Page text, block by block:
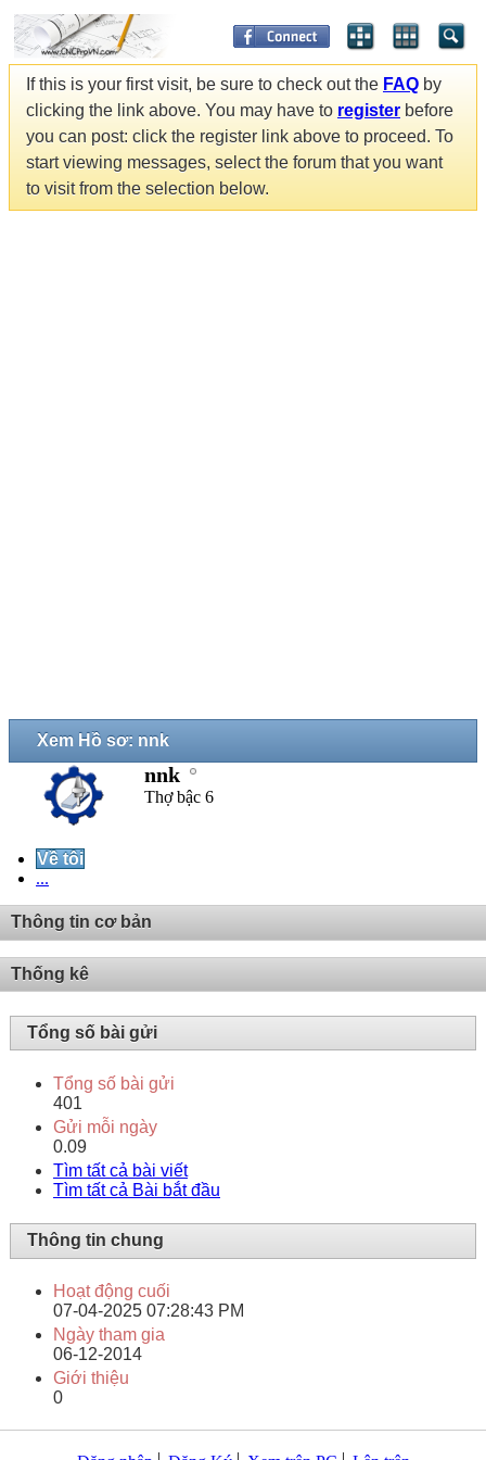
If this is your first visit, be sure to check out the FAQ by
clicking the link above. You may have to register before
you can post: click the register link above to proceed. To
start viewing messages, select the forum that you want
to visit from the selection below.
Xem Hồ sơ: nnk
nnk
Thợ bậc 6
Về tôi
...
Thông tin cơ bản
Thống kê
Tổng số bài gửi
Tổng số bài gửi
401
Gửi mỗi ngày
0.09
Tìm tất cả bài viết
Tìm tất cả Bài bắt đầu
Thông tin chung
Hoạt động cuối
07-04-2025 07:28:43 PM
Ngày tham gia
06-12-2014
Giới thiệu
0